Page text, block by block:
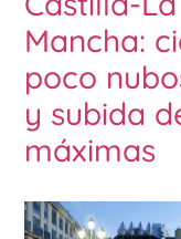
Mancha:
poco
y subida
máximas